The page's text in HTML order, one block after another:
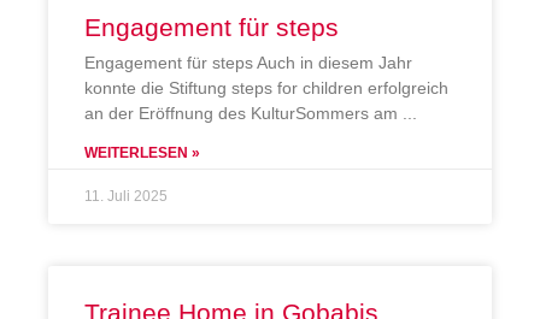
Engagement für steps
Engagement für steps Auch in diesem Jahr
konnte die Stiftung steps for children erfolgreich
an der Eröffnung des KulturSommers am
WEITERLESEN »
11. Juli 2025
Trainee Home in Gobabis